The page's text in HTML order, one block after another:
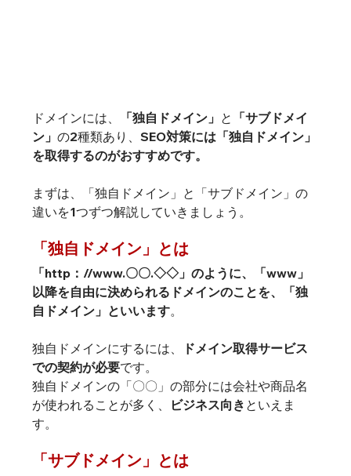
ドメインには、 「独自ドメイン」 と 「サブドメイ
ン」 の2種類あり、 SEO対策には「独自ドメイン」
を取得するのがおすすめです。
まずは、「独自ドメイン」と「サブドメイン」の
違いを1つずつ解説していきましょう。
「独自ドメイン」とは
「http：//www.〇〇.◇◇」のように、
「www」
以降を自由に決められるドメインのことを、「独
自ドメイン」 といいます。
独自ドメインにするには、
ドメイン取得サービス
での契約が必要です。
独自ドメインの「〇〇」の部分には会社や商品名
が使われることが多く、
ビジネス向き といえま
す。
「サブドメイン」とは